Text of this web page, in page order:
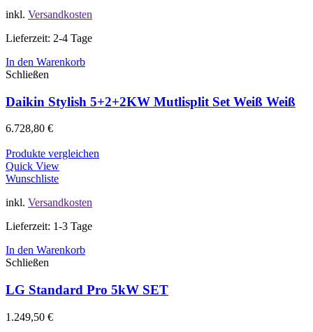
inkl. Versandkosten
Lieferzeit: 2-4 Tage
In den Warenkorb
Schließen
Daikin Stylish 5+2+2KW Mutlisplit Set Weiß Weiß
6.728,80 €
Produkte vergleichen
Quick View
Wunschliste
inkl. Versandkosten
Lieferzeit: 1-3 Tage
In den Warenkorb
Schließen
LG Standard Pro 5kW SET
1.249,50 €